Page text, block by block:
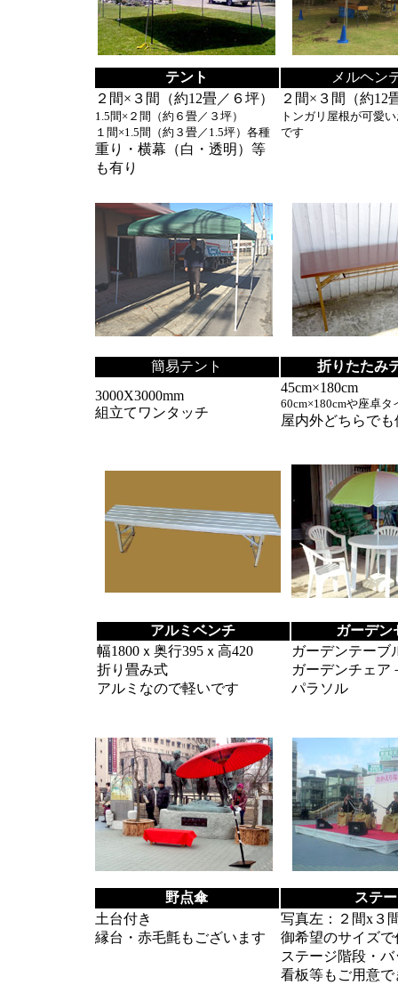
テント
メルヘン
２間×３間（約12畳／６坪）
1.5間×２間（約６畳／３坪）
１間×1.5間（約３畳／1.5坪）各種
重り・横幕（白・透明）等
も有り
２間×３間（約12
トンガリ屋根が可愛
です
簡易テント
折りたたみ
3000X3000mm
組立てワンタッチ
45cm×180cm
60cm×180cmや座卓タ
屋内外どちらでも
アルミベンチ
ガーデン
幅1800ｘ奥行395ｘ高420
折り畳み式
アルミなので軽いです
ガーデンテーブ
ガーデンチェア
パラソル
野点傘
ステ
土台付き
縁台・赤毛氈もございます
写真左：２間x３
御希望のサイズで
ステージ階段・
看板等もご用意で